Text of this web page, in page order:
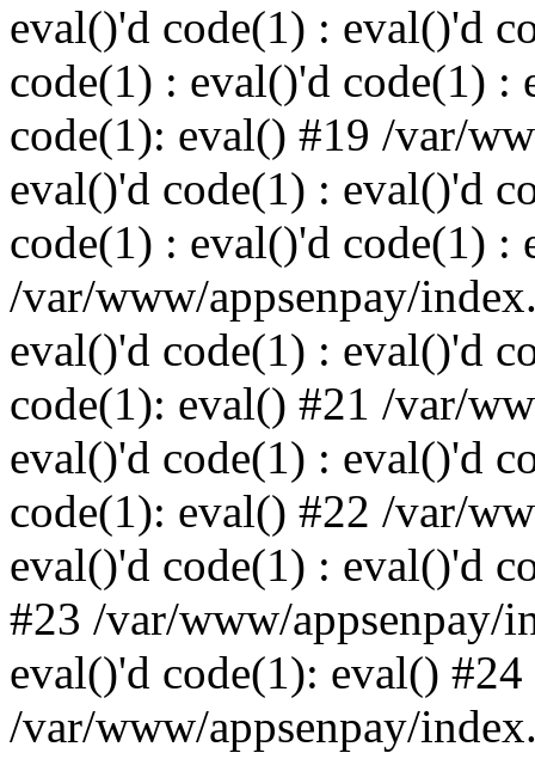
eval()'d code(1) : eval()'d
code(1) : eval()'d code(1) :
code(1): eval() #19 /var/
eval()'d code(1) : eval()'d
code(1) : eval()'d code(1) :
/var/www/appsenpay/
eval()'d code(1) : eval()'d
code(1): eval() #21 /var/
eval()'d code(1) : eval()'d
code(1): eval() #22 /var/
eval()'d code(1) : eval()'d
#23 /var/www/appsenpay/
eval()'d code(1): eval() #24
/var/www/appsenpay/